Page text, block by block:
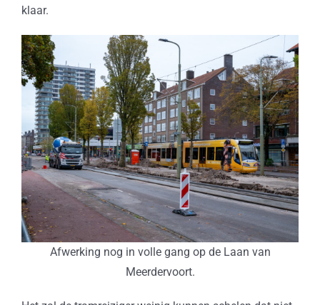
klaar.
Afwerking nog in volle gang op de Laan van
Meerdervoort.